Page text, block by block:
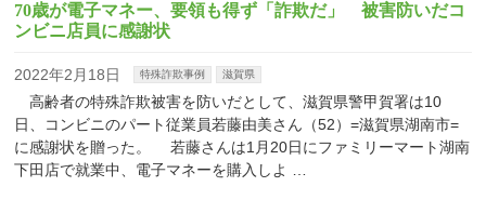
70歳が電子マネー、要領も得ず「詐欺だ」 被害防いだコ
ンビニ店員に感謝状
2022年2月18日 特殊詐欺事例 滋賀県
高齢者の特殊詐欺被害を防いだとして、滋賀県警甲賀署は10
日、コンビニのパート従業員若藤由美さん（52）=滋賀県湖南市=
に感謝状を贈った。 若藤さんは1月20日にファミリーマート湖南
下田店で就業中、電子マネーを購入しよ …